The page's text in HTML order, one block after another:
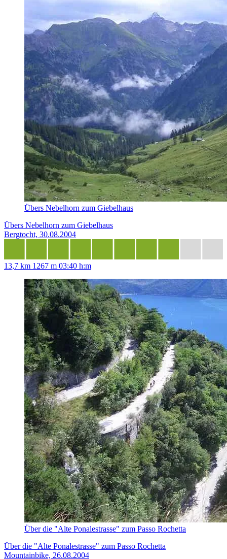
Übers Nebelhorn zum Giebelhaus
Übers Nebelhorn zum Giebelhaus
Bergtocht, 30.08.2004
13,7 km 1267 m 03:40 h:m
Über die "Alte Ponalestrasse" zum Passo Rochetta
Über die "Alte Ponalestrasse" zum Passo Rochetta
Mountainbike, 26.08.2004